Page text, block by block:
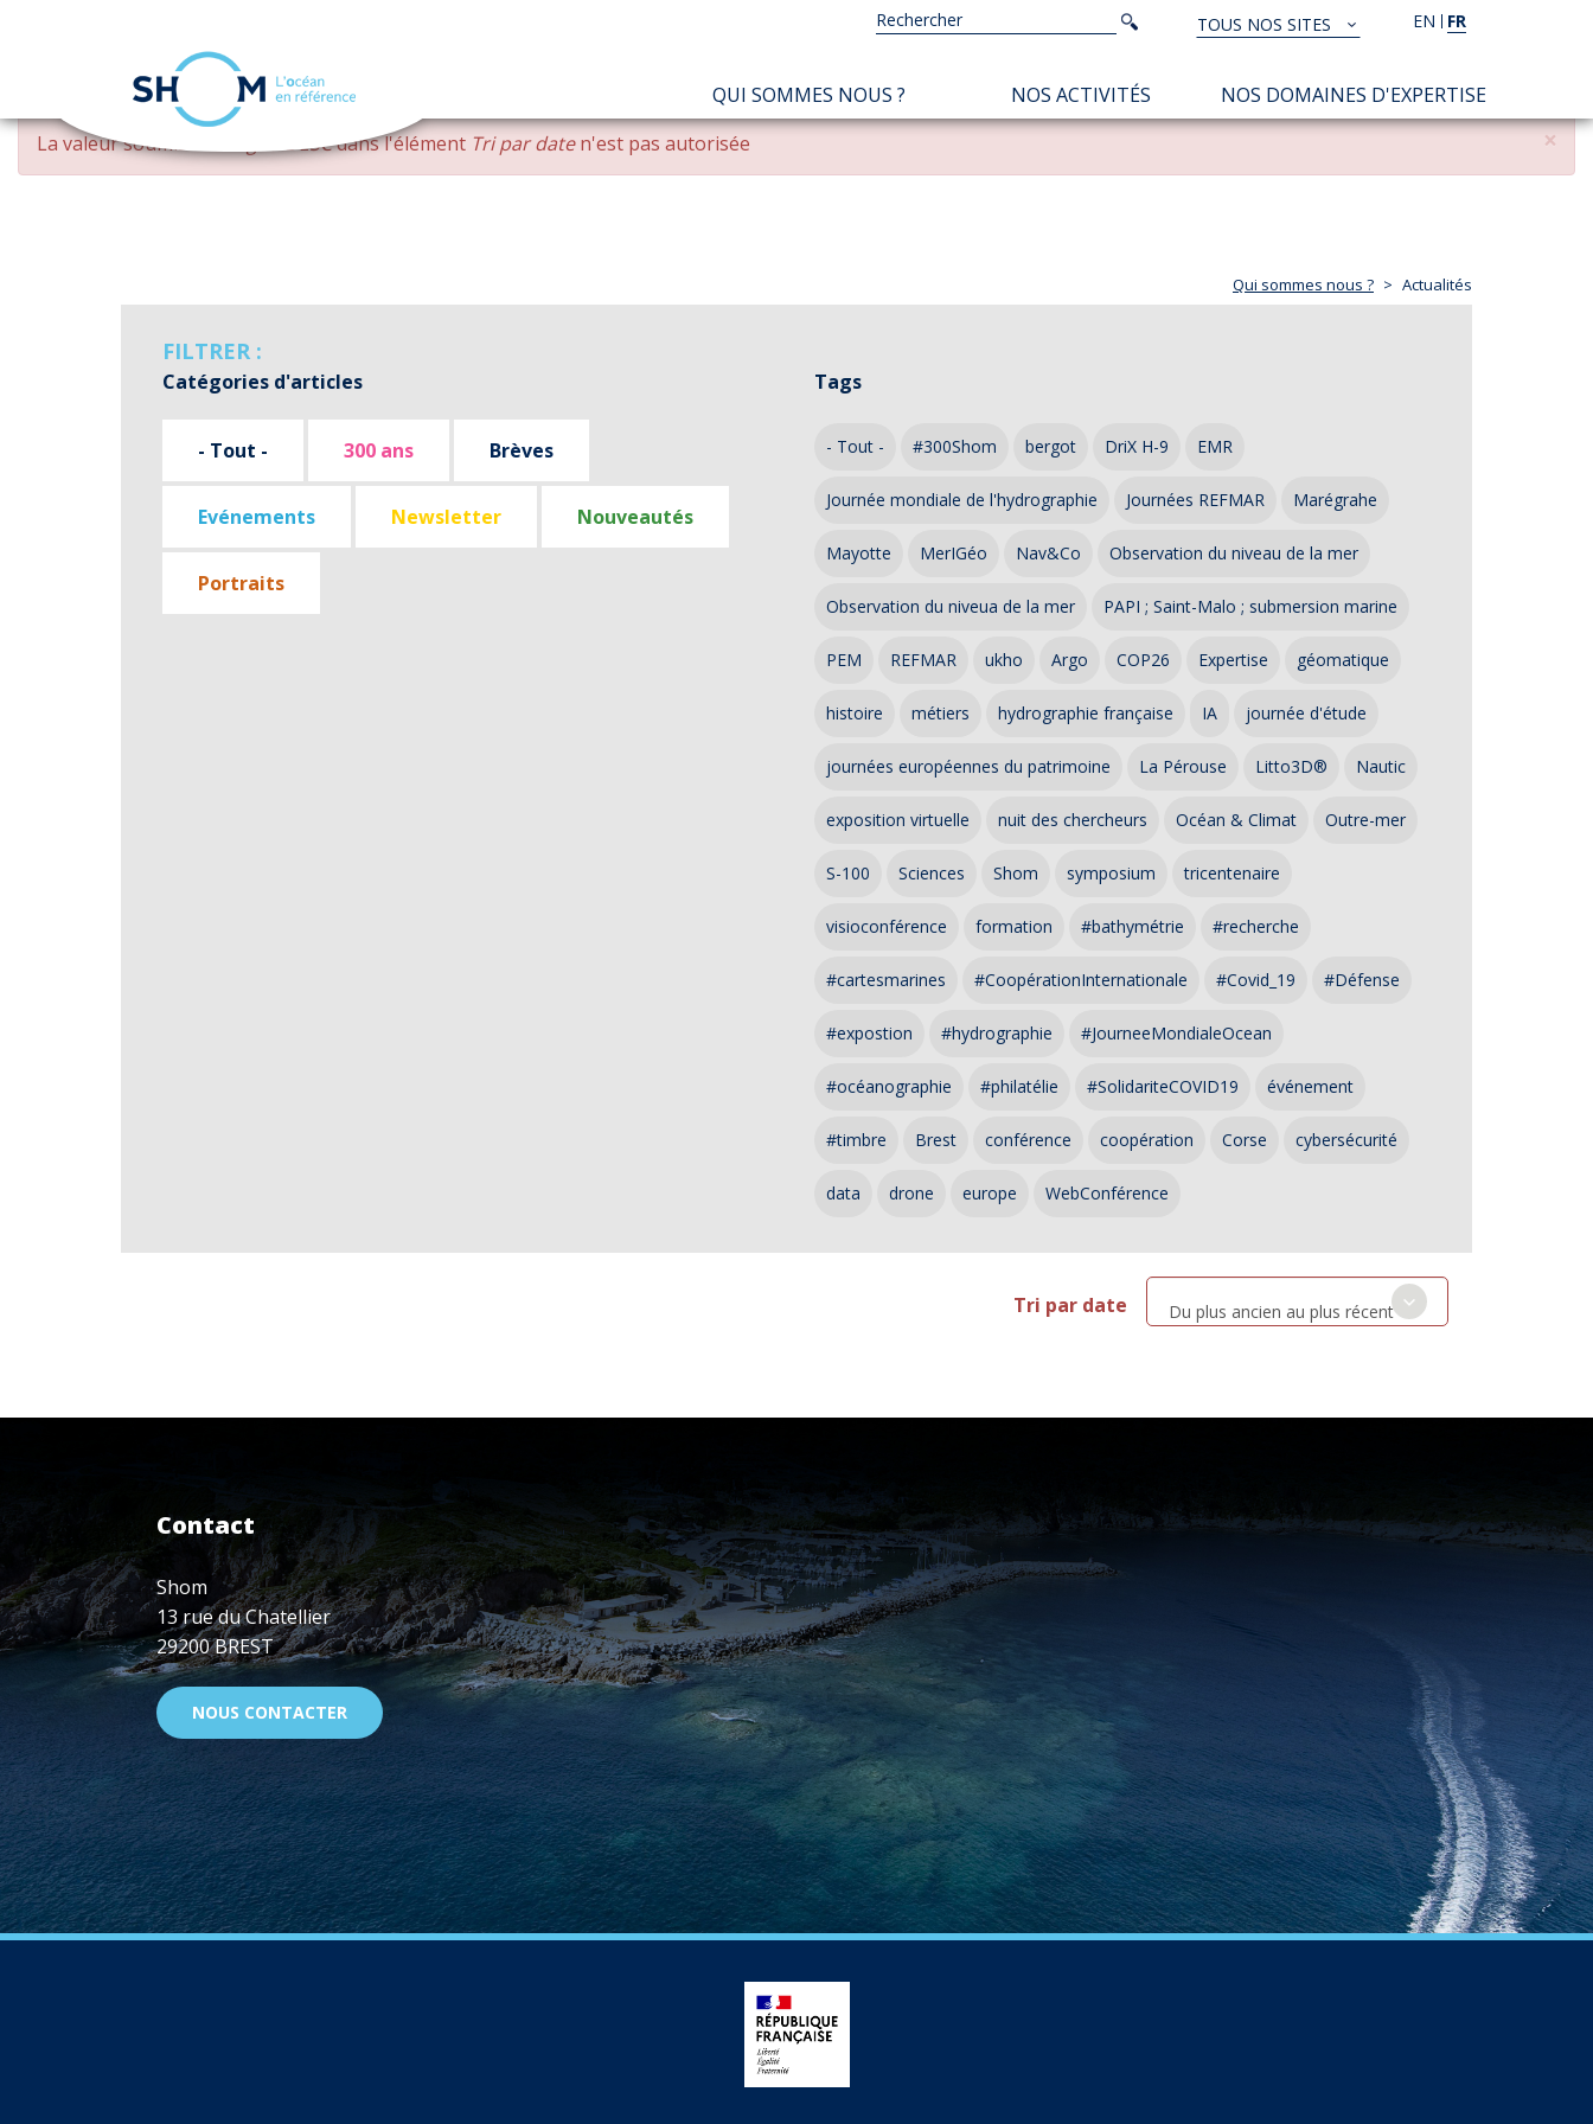
Aller
contenu
EN FR
TOUS
NOS
SITES
TOUS NOS SITES
Rechercher
Rechercher
NAVIGATION
PRINCIPALE
QUI SOMMES NOUS ? NOS ACTIVITÉS NOS DOMAINES D'EXPERTISE
×
MESSAGE
D'ERREUR
La valeur soumise changed DESCdans l'élément Tri par daten'est pas autorisée
Qui sommes nous ? Actualités
FILTRER :
Catégories d'articles
- Tout - 300 ans Brèves
Evénements Newsletter Nouveautés
Portraits
Tags
- Tout - #300Shom bergot DriX H-9 EMR
Journée mondiale de l'hydrographie Journées REFMAR Marégrahe
Mayotte MerIGéo Nav&Co Observation du niveau de la mer
Observation du niveua de la mer PAPI ; Saint-Malo ; submersion marine
PEM REFMAR ukho Argo COP26 Expertise géomatique
histoire métiers hydrographie française IA journée d'étude
journées européennes du patrimoine La Pérouse Litto3D® Nautic
exposition virtuelle nuit des chercheurs Océan & Climat Outre-mer
S-100 Sciences Shom symposium tricentenaire
visioconférence formation #bathymétrie #recherche
#cartesmarines #CoopérationInternationale #Covid_19 #Défense
#expostion #hydrographie #JourneeMondialeOcean
#océanographie #philatélie #SolidariteCOVID19 événement
#timbre Brest conférence coopération Corse cybersécurité
data drone europe WebConférence
Tri par date Du plus ancien au plus récent
Contact
Shom
13 rue du Chatellier
29200 BREST
NOUS CONTACTER